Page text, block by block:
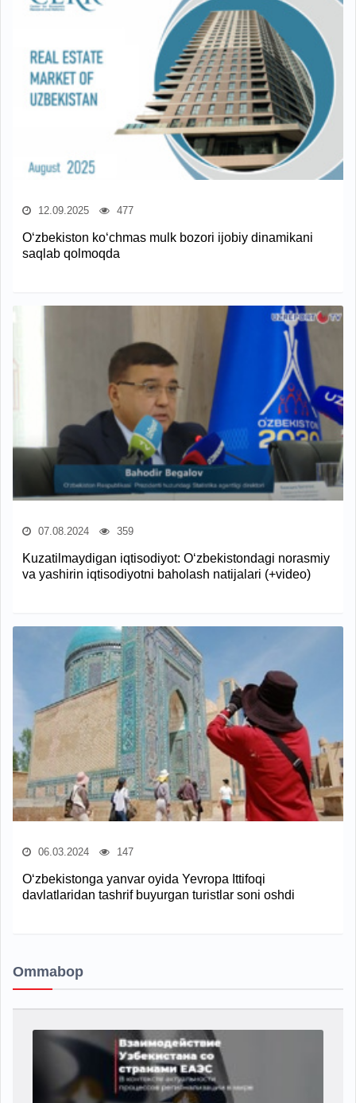
12.09.2025 477
O‘zbekiston ko‘chmas mulk bozori ijobiy dinamikani
saqlab qolmoqda
07.08.2024 359
Kuzatilmaydigan iqtisodiyot: O‘zbekistondagi norasmiy
va yashirin iqtisodiyotni baholash natijalari (+video)
06.03.2024 147
O‘zbekistonga yanvar oyida Yevropa Ittifoqi
davlatlaridan tashrif buyurgan turistlar soni oshdi
Ommabop